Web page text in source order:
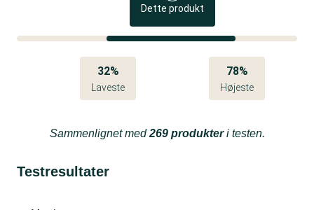
Dette produkt
32%
Laveste
78%
Højeste
Sammenlignet med269 produkteri testen.
Testresultater